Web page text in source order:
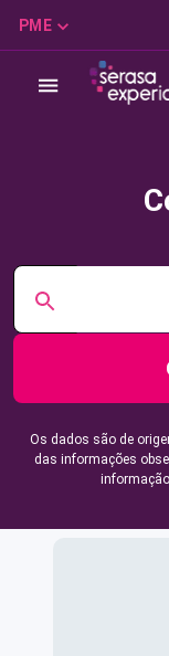
PME
Os dados são de
das informações